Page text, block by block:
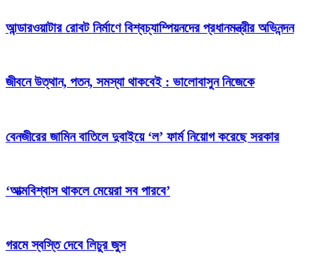
আন্ডারওয়াটার রোবট নির্মাণে বিশ্বচ্যাম্পিয়নদের প্রধানমন্ত্রীর অভিনন্দন
জীবনে উত্থান, পতন, সমস্যা থাকবেই : ভালোবাসুন নিজেকে
বেনজীরের জামিন বাতিলে দুবাইয়ে ‌‘ল’ ফার্ম নিয়োগ করেছে সরকার
‘আত্মবিশ্বাস থাকলে মেয়েরা সব পারবে’
গরমে স্বস্তি দেবে লিচুর জুস